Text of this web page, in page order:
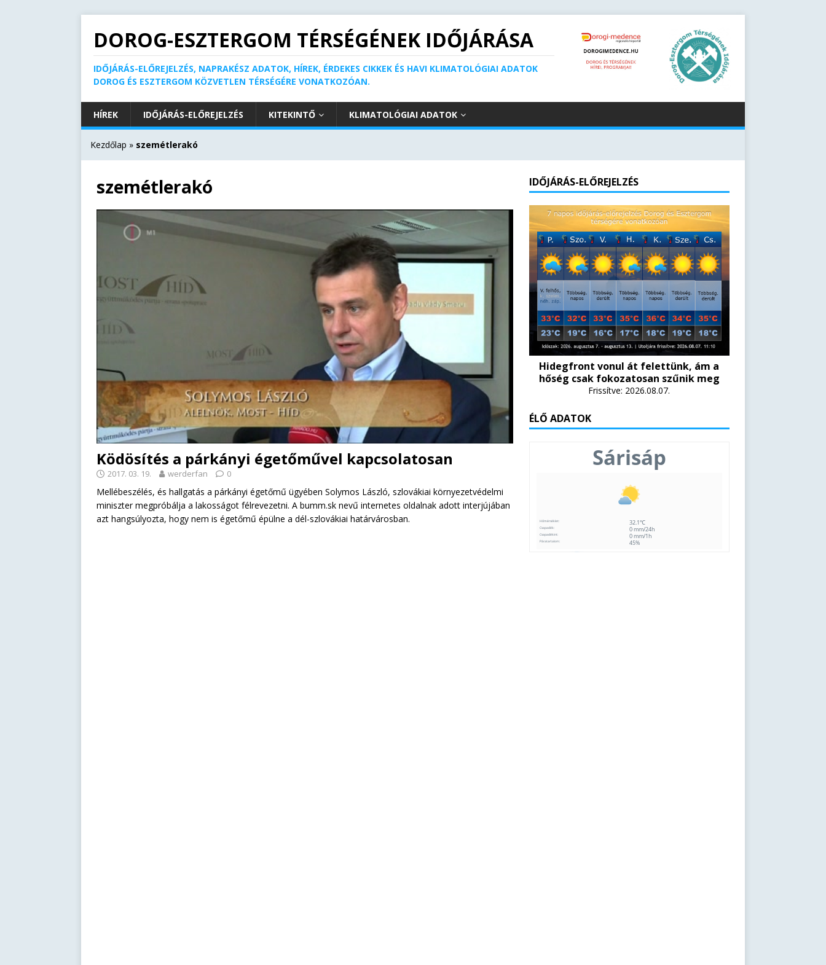
DOROG-ESZTERGOM TÉRSÉGÉNEK IDŐJÁRÁSA
IDŐJÁRÁS-ELŐREJELZÉS, NAPRAKÉSZ ADATOK, HÍREK, ÉRDEKES CIKKEK ÉS HAVI KLIMATOLÓGIAI ADATOK
DOROG ÉS ESZTERGOM KÖZVETLEN TÉRSÉGÉRE VONATKOZÓAN.
HÍREK IDŐJÁRÁS-ELŐREJELZÉS KITEKINTŐ KLIMATOLÓGIAI ADATOK
Kezdőlap » szemétlerakó
szemétlerakó
Ködösítés a párkányi égetőművel kapcsolatosan
2017. 03. 19. werderfan 0
Mellébeszélés, és hallgatás a párkányi égetőmű ügyében Solymos László, szlovákiai környezetvédelmi
miniszter megpróbálja a lakosságot félrevezetni. A bumm.sk nevű internetes oldalnak adott interjújában
azt hangsúlyozta, hogy nem is égetőmű épülne a dél-szlovákiai határvárosban.
IDŐJÁRÁS-ELŐREJELZÉS
Hidegfront vonul át felettünk, ám a
hőség csak fokozatosan szűnik meg
Frissítve: 2026.08.07.
ÉLŐ ADATOK